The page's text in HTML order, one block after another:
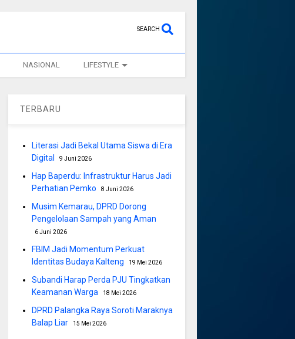
SEARCH
NASIONAL LIFESTYLE
TERBARU
Literasi Jadi Bekal Utama Siswa di Era
Digital
9 Juni 2026
Hap Baperdu: Infrastruktur Harus Jadi
Perhatian Pemko
8 Juni 2026
Musim Kemarau, DPRD Dorong
Pengelolaan Sampah yang Aman
6 Juni 2026
FBIM Jadi Momentum Perkuat
Identitas Budaya Kalteng
19 Mei 2026
Subandi Harap Perda PJU Tingkatkan
Keamanan Warga
18 Mei 2026
DPRD Palangka Raya Soroti Maraknya
Balap Liar
15 Mei 2026